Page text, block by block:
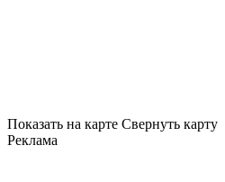
Показать на карте Свернуть карту
Реклама